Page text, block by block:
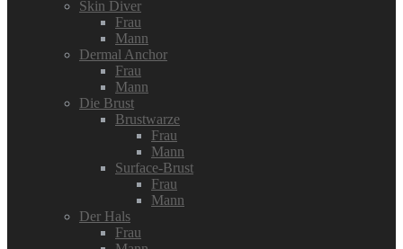
Skin Diver
Frau
Mann
Dermal Anchor
Frau
Mann
Die Brust
Brustwarze
Frau
Mann
Surface-Brust
Frau
Mann
Der Hals
Frau